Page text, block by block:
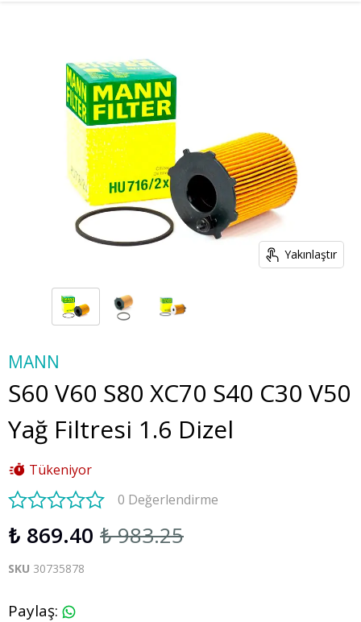
Yakınlaştır
MANN
S60 V60 S80 XC70 S40 C30 V50
Yağ Filtresi 1.6 Dizel
Tükeniyor
0 Değerlendirme
₺ 869.40 ₺ 983.25
SKU 30735878
Paylaş: